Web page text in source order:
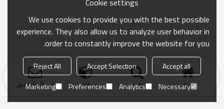
منزل بحث فئة ارسال التحقيق
We use cookies to provide you with the best possible
experience. They also allow us to analyze user behavior in
order to constantly improve the website for you.
Accept all
Accept Selection
Reject All
Necessary
Analytics
Preferences
Marketing